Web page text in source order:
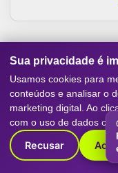
Sua privacidade é
Usamos cookies para
conteúdos e analisar o
marketing digital. Ao
com o uso de dados
Recusar